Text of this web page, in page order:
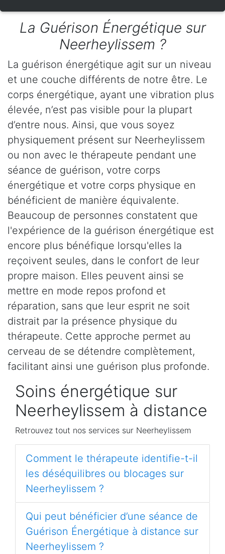
La Guérison Énergétique sur
Neerheylissem ?
La guérison énergétique agit sur un niveau
et une couche différents de notre être. Le
corps énergétique, ayant une vibration plus
élevée, n’est pas visible pour la plupart
d’entre nous. Ainsi, que vous soyez
physiquement présent sur Neerheylissem
ou non avec le thérapeute pendant une
séance de guérison, votre corps
énergétique et votre corps physique en
bénéficient de manière équivalente.
Beaucoup de personnes constatent que
l'expérience de la guérison énergétique est
encore plus bénéfique lorsqu'elles la
reçoivent seules, dans le confort de leur
propre maison. Elles peuvent ainsi se
mettre en mode repos profond et
réparation, sans que leur esprit ne soit
distrait par la présence physique du
thérapeute. Cette approche permet au
cerveau de se détendre complètement,
facilitant ainsi une guérison plus profonde.
Soins énergétique sur
Neerheylissem à distance
Retrouvez tout nos services sur Neerheylissem
Comment le thérapeute identifie-t-il
les déséquilibres ou blocages sur
Neerheylissem ?
Qui peut bénéficier d’une séance de
Guérison Énergétique à distance sur
Neerheylissem ?